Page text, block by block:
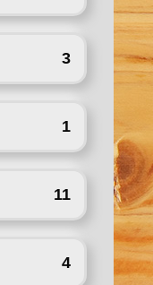
3
1
11
4